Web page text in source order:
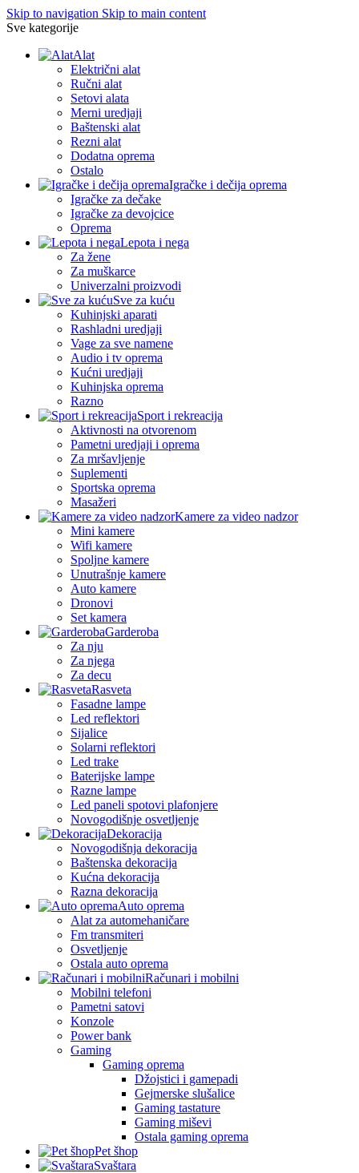
Skip to navigation Skip to main content
Sve kategorije
Alat
Električni alat
Ručni alat
Setovi alata
Merni uredjaji
Baštenski alat
Rezni alat
Dodatna oprema
Ostalo
Igračke i dečija oprema
Igračke za dečake
Igračke za devojcice
Oprema
Lepota i nega
Za žene
Za muškarce
Univerzalni proizvodi
Sve za kuću
Kuhinjski aparati
Rashladni uredjaji
Vage za sve namene
Audio i tv oprema
Kućni uredjaji
Kuhinjska oprema
Razno
Sport i rekreacija
Aktivnosti na otvorenom
Pametni uredjaji i oprema
Za mršavljenje
Suplementi
Sportska oprema
Masažeri
Kamere za video nadzor
Mini kamere
Wifi kamere
Spoljne kamere
Unutrašnje kamere
Auto kamere
Dronovi
Set kamera
Garderoba
Za nju
Za njega
Za decu
Rasveta
Fasadne lampe
Led reflektori
Sijalice
Solarni reflektori
Led trake
Baterijske lampe
Razne lampe
Led paneli spotovi plafonjere
Novogodišnje osvetljenje
Dekoracija
Novogodišnja dekoracija
Baštenska dekoracija
Kućna dekoracija
Razna dekoracija
Auto oprema
Alat za automehaničare
Fm transmiteri
Osvetljenje
Ostala auto oprema
Računari i mobilni
Mobilni telefoni
Pametni satovi
Konzole
Power bank
Gaming
Gaming oprema
Džojstici i gamepadi
Gejmerske slušalice
Gaming tastature
Gaming miševi
Ostala gaming oprema
Pet šhop
Svaštara